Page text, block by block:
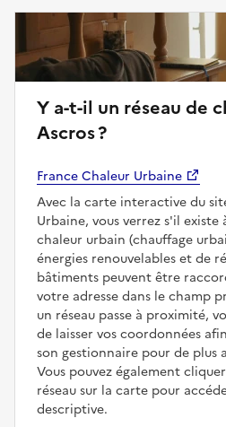
Y a-t-il un réseau de chaleur à
Ascros ?
France Chaleur Urbaine
Avec la carte interactive du
Urbaine, vous verrez s'il existe
chaleur urbain (chauffage
énergies renouvelables et de
bâtiments peuvent être
votre adresse dans le champ
un réseau passe à proximité,
de laisser vos coordonnées
son gestionnaire pour de plus
Vous pouvez également
réseau sur la carte pour
descriptive.